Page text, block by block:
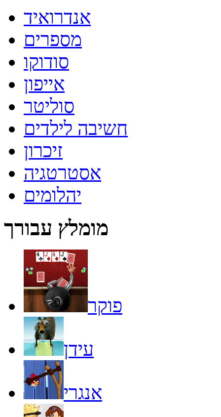
אנדרואיד
מספרים
סודוקו
אייפון
סוליטר
חשיבה לילדים
זיכרון
אסטרטגיה
יהלומים
מומלץ עבורך
פוקר
עידן
אנגרי